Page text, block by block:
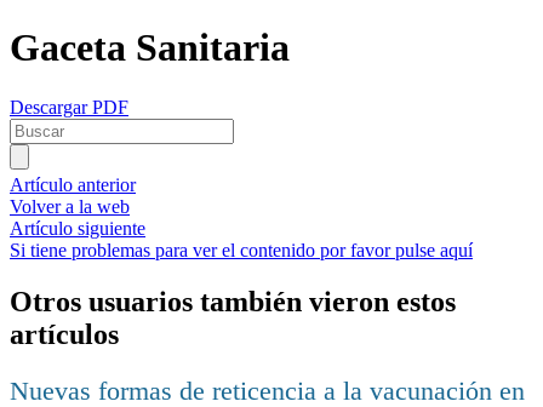
Gaceta Sanitaria
Descargar PDF
Artículo anterior
Volver a la web
Artículo siguiente
Si tiene problemas para ver el contenido por favor pulse aquí
Otros usuarios también vieron estos
artículos
Nuevas formas de reticencia a la vacunación en